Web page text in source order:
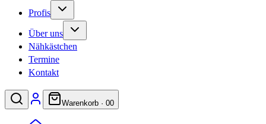
Profis
Über uns
Nähkästchen
Termine
Kontakt
Warenkorb · 00